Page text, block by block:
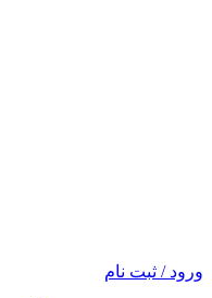
ورود / ثبت نام